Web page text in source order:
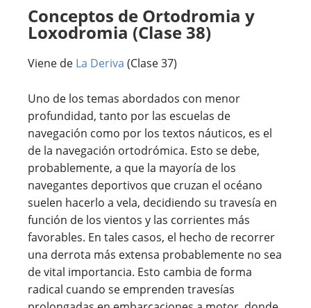
Conceptos de Ortodromia y
Loxodromia (Clase 38)
Viene de La Deriva (Clase 37)
Uno de los temas abordados con menor
profundidad, tanto por las escuelas de
navegación como por los textos náuticos, es el
de la navegación ortodrómica. Esto se debe,
probablemente, a que la mayoría de los
navegantes deportivos que cruzan el océano
suelen hacerlo a vela, decidiendo su travesía en
función de los vientos y las corrientes más
favorables. En tales casos, el hecho de recorrer
una derrota más extensa probablemente no sea
de vital importancia. Esto cambia de forma
radical cuando se emprenden travesías